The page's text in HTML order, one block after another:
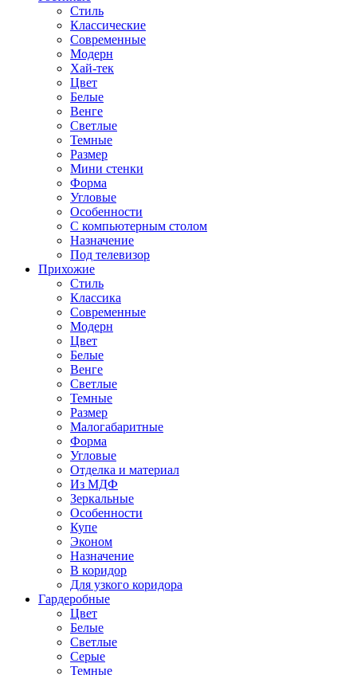
Стиль
Классические
Современные
Модерн
Хай-тек
Цвет
Белые
Венге
Светлые
Темные
Размер
Мини стенки
Форма
Угловые
Особенности
С компьютерным столом
Назначение
Под телевизор
Прихожие
Стиль
Классика
Современные
Модерн
Цвет
Белые
Венге
Светлые
Темные
Размер
Малогабаритные
Форма
Угловые
Отделка и материал
Из МДФ
Зеркальные
Особенности
Купе
Эконом
Назначение
В коридор
Для узкого коридора
Гардеробные
Цвет
Белые
Светлые
Серые
Темные